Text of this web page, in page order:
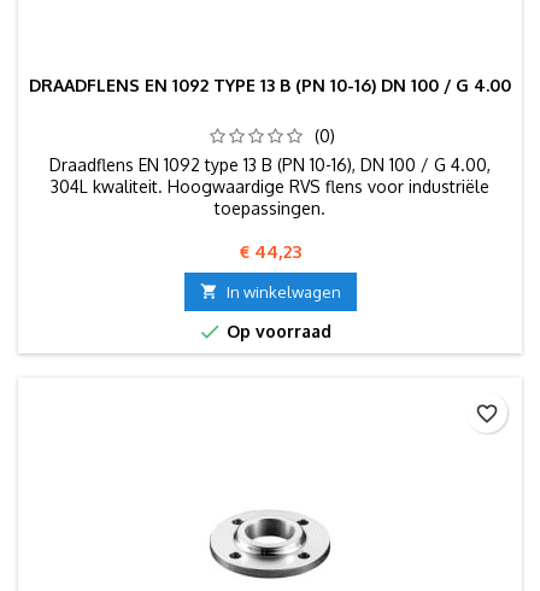
DRAADFLENS EN 1092 TYPE 13 B (PN 10-16) DN 100 / G 4.00
(0)
Draadflens EN 1092 type 13 B (PN 10-16), DN 100 / G 4.00,
304L kwaliteit. Hoogwaardige RVS flens voor industriële
toepassingen.
Prijs
€ 44,23
 In winkelwagen
 Op voorraad
favorite_border